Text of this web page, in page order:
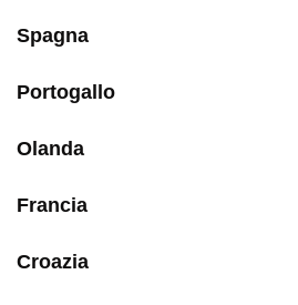
Spagna
Portogallo
Olanda
Francia
Croazia